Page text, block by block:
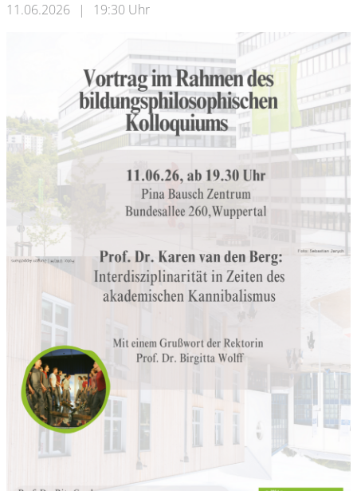
11.06.2026 | 19:30 Uhr